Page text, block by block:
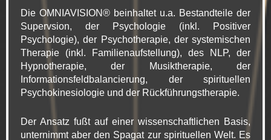
Die OMNIAVISION® beinhaltet u.a. Bestandteile der
Supervsion, der Psychologie (inkl. Positiver
Psychologie), der Psychotherapie, der systemischen
Therapie (inkl. Familienaufstellung), des NLP, der
Hypnotherapie, der Musiktherapie, der
Informationsfeldbalancierung, der spirituellen
Psychokinesiologie und der Rückführungstherapie.
Der Ansatz fußt auf einer wissenschaftlichen Basis,
unternimmt aber den Spagat zur spirituellen Welt. Es